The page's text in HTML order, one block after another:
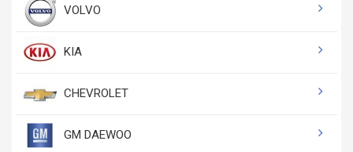
VOLVO
KIA
CHEVROLET
GM DAEWOO